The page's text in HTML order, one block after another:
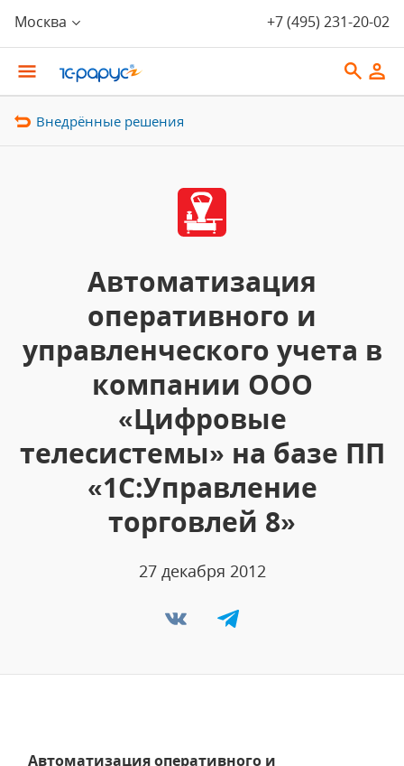
Москва +7 (495) 231-20-02
Внедрённые решения
Автоматизация
оперативного и
управленческого учета в
компании ООО
«Цифровые
телесистемы» на базе ПП
«1С:Управление
торговлей 8»
27 декабря 2012
Автоматизация оперативного и